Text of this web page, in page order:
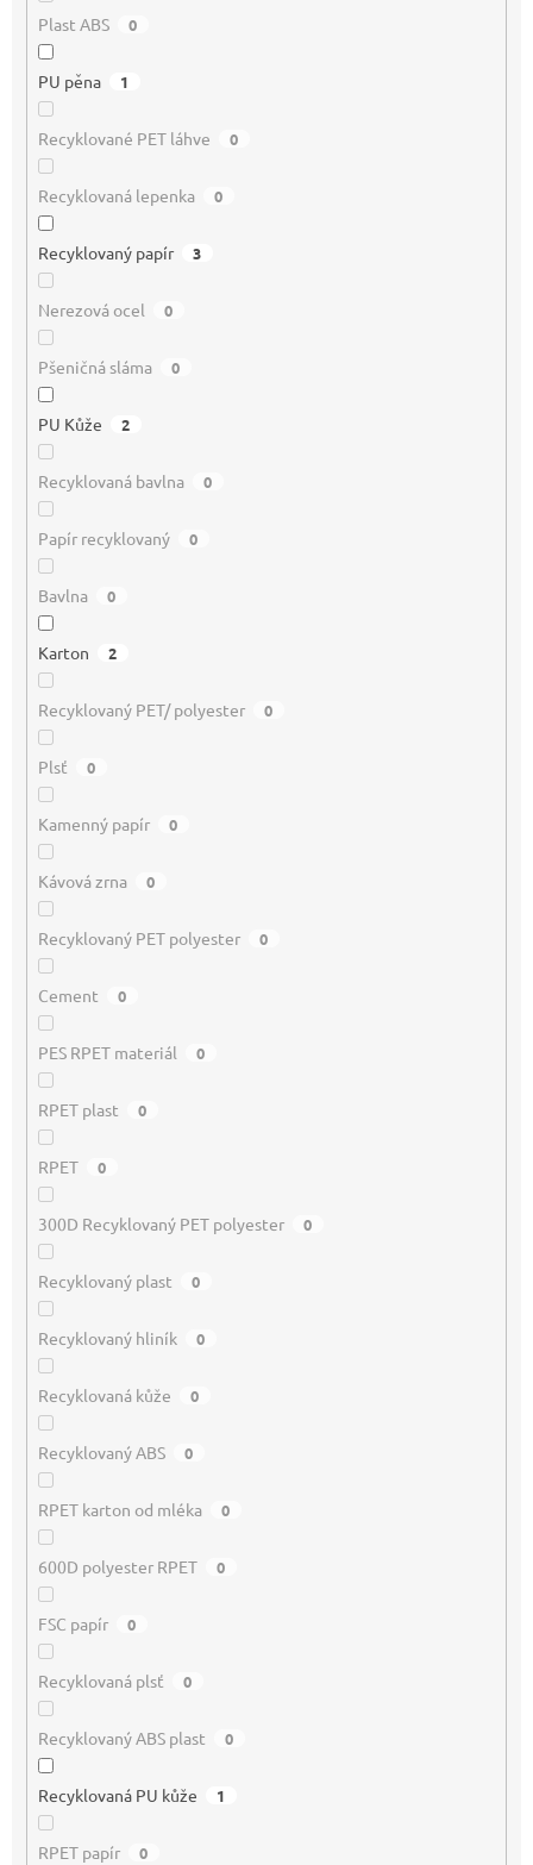
Plast ABS 0
PU pěna 1
Recyklované PET láhve 0
Recyklovaná lepenka 0
Recyklovaný papír 3
Nerezová ocel 0
Pšeničná sláma 0
PU Kůže 2
Recyklovaná bavlna 0
Papír recyklovaný 0
Bavlna 0
Karton 2
Recyklovaný PET/ polyester 0
Plsť 0
Kamenný papír 0
Kávová zrna 0
Recyklovaný PET polyester 0
Cement 0
PES RPET materiál 0
RPET plast 0
RPET 0
300D Recyklovaný PET polyester 0
Recyklovaný plast 0
Recyklovaný hliník 0
Recyklovaná kůže 0
Recyklovaný ABS 0
RPET karton od mléka 0
600D polyester RPET 0
FSC papír 0
Recyklovaná plsť 0
Recyklovaný ABS plast 0
Recyklovaná PU kůže 1
RPET papír 0